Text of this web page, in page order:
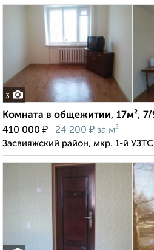
3
Комната в общежитии, 17м²,
410 000 ₽ 24 200 ₽ за м²
Засвияжский район, мкр. 1-й